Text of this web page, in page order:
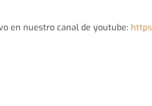
en nuestro canal de youtube: